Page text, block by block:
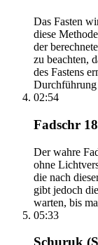
Das Fasten
diese
der
zu beachten,
des Fastens
Durchführung
02:54
Fadschr
Der wahre
ohne
die nach
gibt jedoch
warten, bis
05:33